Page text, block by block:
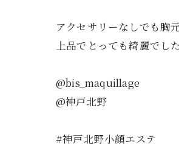
アクセサリーなしでも胸
上品でとっても綺麗でし
@bis_maquillage
@神戸北野
#神戸北野小顔エステ